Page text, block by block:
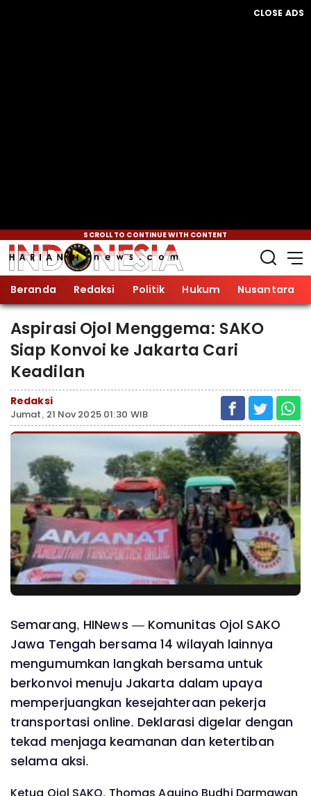
CLOSE ADS
SCROLL TO CONTINUE WITH CONTENT
Beranda Redaksi Politik Hukum Nusantara
Aspirasi Ojol Menggema: SAKO
Siap Konvoi ke Jakarta Cari
Keadilan
Redaksi
Jumat, 21 Nov 2025 01:30 WIB
Semarang, HINews — Komunitas Ojol SAKO
Jawa Tengah bersama 14 wilayah lainnya
mengumumkan langkah bersama untuk
berkonvoi menuju Jakarta dalam upaya
memperjuangkan kesejahteraan pekerja
transportasi online. Deklarasi digelar dengan
tekad menjaga keamanan dan ketertiban
selama aksi.